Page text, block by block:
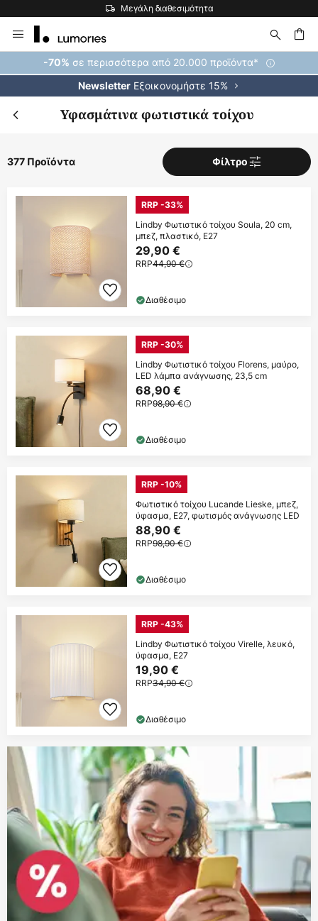
Η μεγαλύτερη επιλογή εμπορικών σημάτων στην Ευρώπη
Μετάβαση
στο
περιεχόμενο
-70% σε περισσότερα από 20.000 προϊόντα*
Newsletter Εξοικονομήστε 15%
Υφασμάτινα φωτιστικά τοίχου
377 Προϊόντα Φίλτρο
RRP -33%
Lindby Φωτιστικό τοίχου Soula, 20 cm,
μπεζ, πλαστικό, E27
29,90 €
RRP44,90 €
Διαθέσιμο
RRP -30%
Lindby Φωτιστικό τοίχου Florens, μαύρο,
LED λάμπα ανάγνωσης, 23,5 cm
68,90 €
RRP98,90 €
Διαθέσιμο
RRP -10%
Φωτιστικό τοίχου Lucande Lieske, μπεζ,
ύφασμα, E27, φωτισμός ανάγνωσης LED
88,90 €
RRP98,90 €
Διαθέσιμο
RRP -43%
Lindby Φωτιστικό τοίχου Virelle, λευκό,
ύφασμα, E27
19,90 €
RRP34,90 €
Διαθέσιμο